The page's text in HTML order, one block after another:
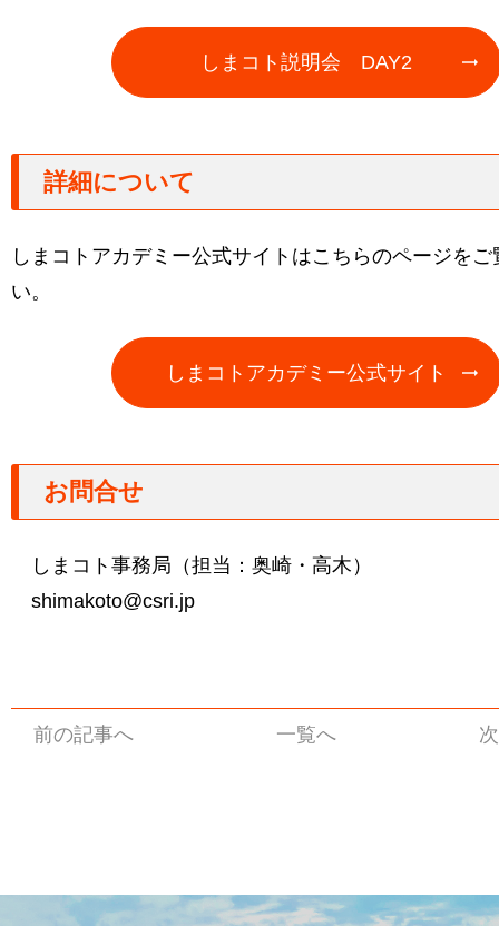
しまコト説明会 DAY2
詳細について
しまコトアカデミー公式サイトはこちらのページをご
い。
しまコトアカデミー公式サイト
お問合せ
しまコト事務局（担当：奥崎・高木）
shimakoto@csri.jp
前の記事へ 一覧へ